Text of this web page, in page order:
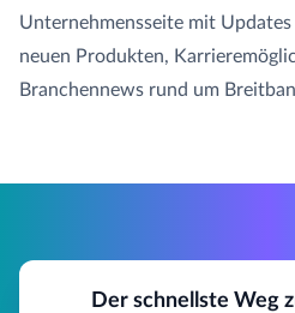
Unternehmensseite mit
neuen Produkten,
Branchennews rund um
Der schnellste Weg